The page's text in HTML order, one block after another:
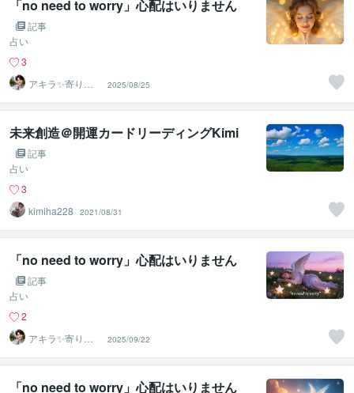
「no need to worry」心配はいりません
記事
占い
3
アキラ✨寄り添
う聴き手 迷い不
安の相談室
2025/08/25
未来創造＠開運カードリーディングKimi
記事
占い
3
kimiha228
2021/08/31
「no need to worry」心配はいりません
記事
占い
2
アキラ✨寄り添
う聴き手 迷い不
安の相談室
2025/09/22
「no need to worry」心配はいりません